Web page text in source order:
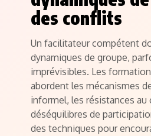
des conflits
Un facilitateur compétent
dynamiques de groupe,
imprévisibles. Les
abordent les mécanismes
informel, les résistances au
déséquilibres de
des techniques pour